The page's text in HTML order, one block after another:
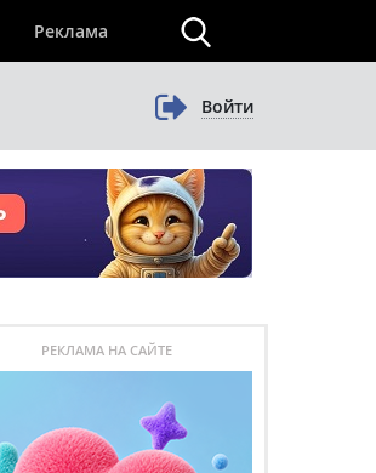
Реклама
Войти
РЕКЛАМА НА САЙТЕ